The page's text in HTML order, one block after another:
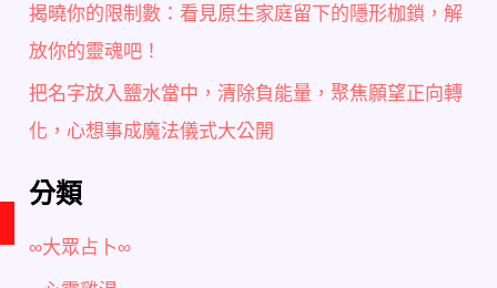
揭曉你的限制數：看見原生家庭留下的隱形枷鎖，解
放你的靈魂吧！
把名字放入鹽水當中，清除負能量，聚焦願望正向轉
化，心想事成魔法儀式大公開
分類
∞大眾占卜∞